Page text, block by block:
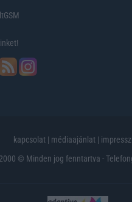
kapcsolat | médiaajánlat |
2000 © Minden jog fenntartva -